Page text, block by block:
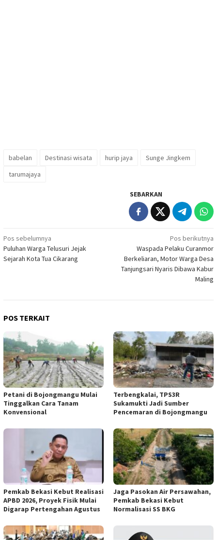
babelan Destinasi wisata hurip jaya
Sunge Jingkem
tarumajaya
SEBARKAN
Navigasi
pos
Pos sebelumnya
Puluhan Warga Telusuri Jejak
Sejarah Kota Tua Cikarang
Pos berikutnya
Waspada Pelaku Curanmor
Berkeliaran, Motor Warga Desa
Tanjungsari Nyaris Dibawa Kabur
Maling
POS TERKAIT
Petani di Bojongmangu Mulai
Tinggalkan Cara Tanam
Konvensional
Terbengkalai, TPS3R
Sukamukti Jadi Sumber
Pencemaran di Bojongmangu
Pemkab Bekasi Kebut Realisasi
APBD 2026, Proyek Fisik Mulai
Digarap Pertengahan Agustus
Jaga Pasokan Air Persawahan,
Pemkab Bekasi Kebut
Normalisasi SS BKG